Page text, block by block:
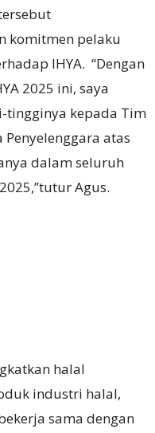
komitmen pelaku
IHYA. “Dengan
2025 ini, saya
tingginya kepada Tim
Penyelenggara atas
dalam seluruh
Agus.
halal
industri halal,
sama dengan